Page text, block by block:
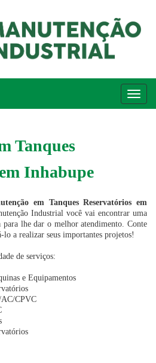
Tanques
Inhabupe
em Tanques Reservatórios em
Industrial você vai encontrar uma
para lhe dar o melhor atendimento. Conte
lo a realizar seus importantes projetos!
de serviços:
e Equipamentos
AC/CPVC